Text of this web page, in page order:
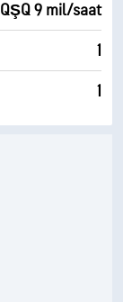
QŞQ 9 mil/saat
1
1